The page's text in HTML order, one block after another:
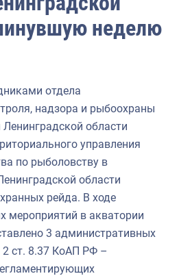
литература
экспедиция
нравственных ценностей
неделю
отдела
надзора и рыбоохраны
Ленинградской области
управления
по рыболовству в
области
рейда. В ходе
мероприятий в акватории
3 административных
ст. 8.37 КоАП РФ –